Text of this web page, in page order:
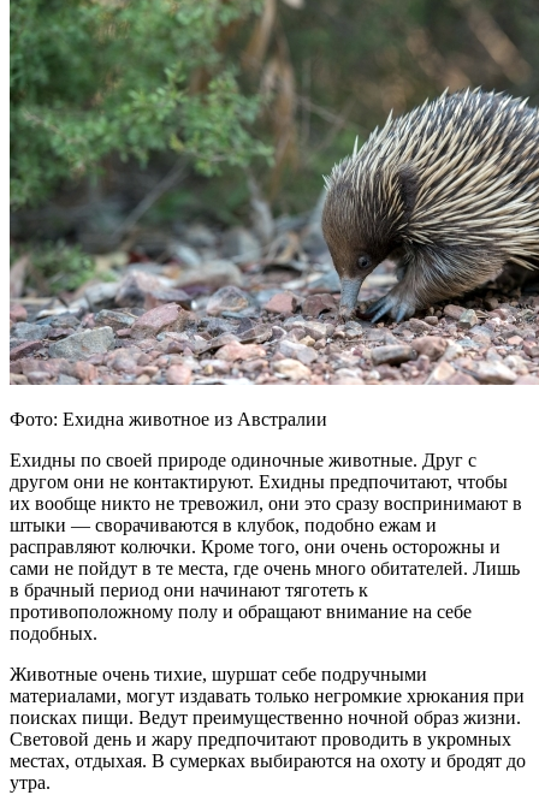
Фото: Ехидна животное из Австралии
Ехидны по своей природе одиночные животные. Друг с
другом они не контактируют. Ехидны предпочитают, чтобы
их вообще никто не тревожил, они это сразу воспринимают в
штыки — сворачиваются в клубок, подобно ежам и
расправляют колючки. Кроме того, они очень осторожны и
сами не пойдут в те места, где очень много обитателей. Лишь
в брачный период они начинают тяготеть к
противоположному полу и обращают внимание на себе
подобных.
Животные очень тихие, шуршат себе подручными
материалами, могут издавать только негромкие хрюкания при
поисках пищи. Ведут преимущественно ночной образ жизни.
Световой день и жару предпочитают проводить в укромных
местах, отдыхая. В сумерках выбираются на охоту и бродят до
утра.